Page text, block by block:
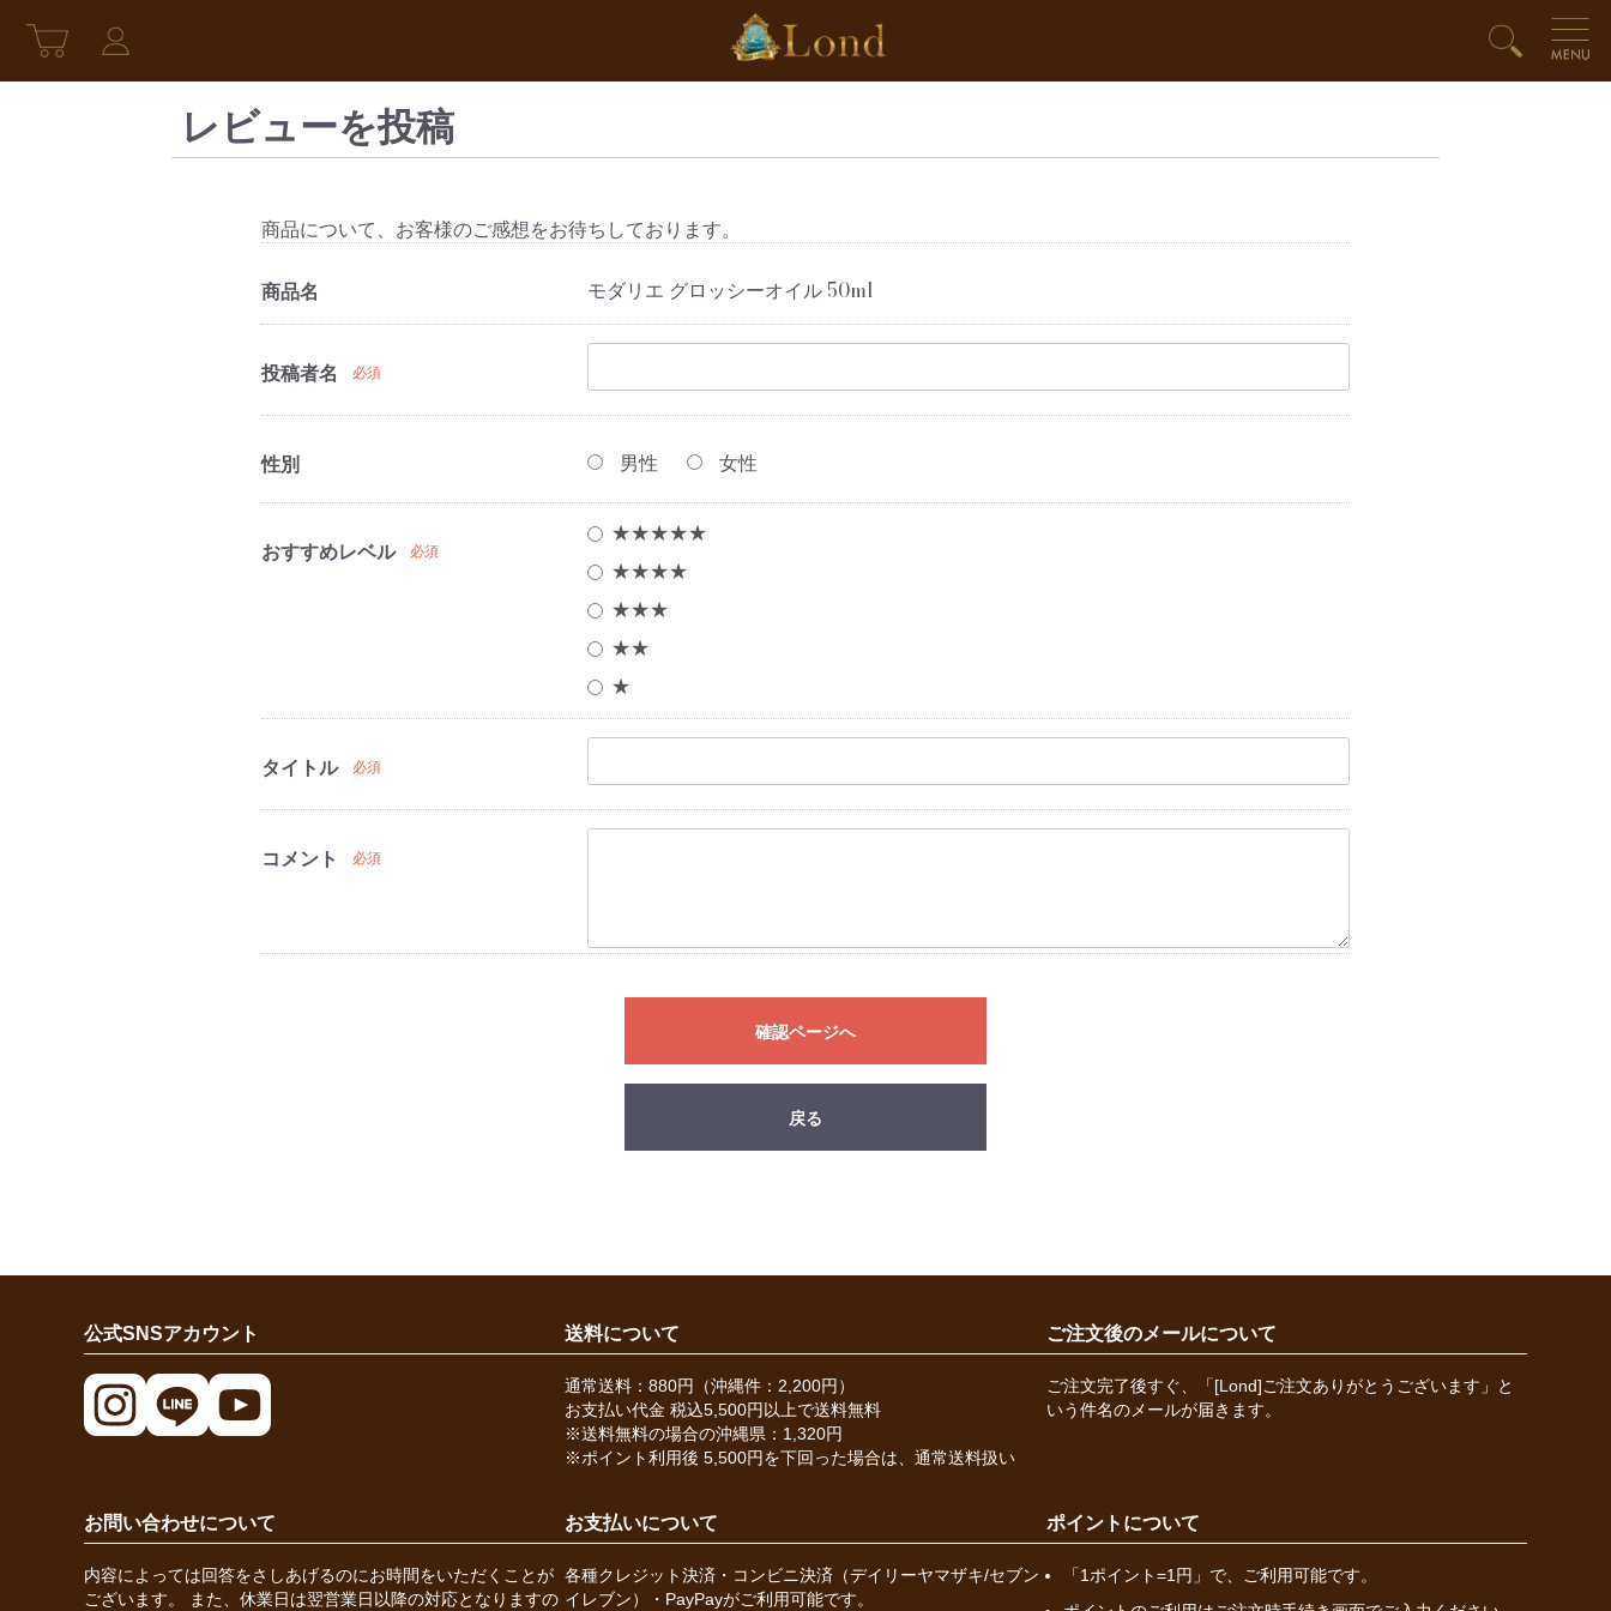
レビューを投稿
商品について、お客様のご感想をお待ちしております。
商品名 モダリエ グロッシーオイル 50ml
投稿者名 必須
性別 男性 女性
おすすめレベル 必須
★★★★★
★★★★
★★★
★★
★
タイトル 必須
コメント 必須
確認ページへ
戻る
公式SNSアカウント 送料について
通常送料：880円（沖縄件：2,200円）
お支払い代金 税込5,500円以上で送料無料
※送料無料の場合の沖縄県：1,320円
※ポイント利用後 5,500円を下回った場合は、通常送料扱い
ご注文後のメールについて
ご注文完了後すぐ、「[Lond]ご注文ありがとうございます」と
いう件名のメールが届きます。
お問い合わせについて
内容によっては回答をさしあげるのにお時間をいただくことが
ございます。 また、休業日は翌営業日以降の対応となりますの
お支払いについて
各種クレジット決済・コンビニ決済（デイリーヤマザキ/セブン
イレブン）・PayPayがご利用可能です。
ポイントについて
「1ポイント=1円」で、ご利用可能です。